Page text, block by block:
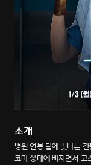
소개
병원 연봉 탑에 빛나는
코마 상태에 빠지면서 고